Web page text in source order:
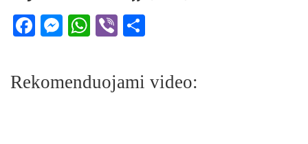
Facebook
Messenger
WhatsApp
Viber
Rekomenduojami video: